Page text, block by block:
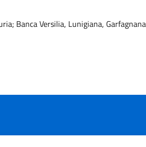
Banca Versilia, Lunigiana,